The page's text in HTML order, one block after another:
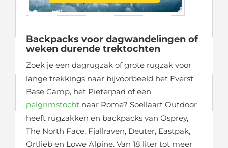
Backpacks voor dagwandelingen of
weken durende trektochten
Zoek je een dagrugzak of grote rugzak voor
lange trekkings naar bijvoorbeeld het Everst
Base Camp, het Pieterpad of een
pelgrimstocht naar Rome? Soellaart Outdoor
heeft rugzakken en backpacks van Osprey,
The North Face, Fjallraven, Deuter, Eastpak,
Ortlieb en Lowe Alpine. Van 18 liter tot meer